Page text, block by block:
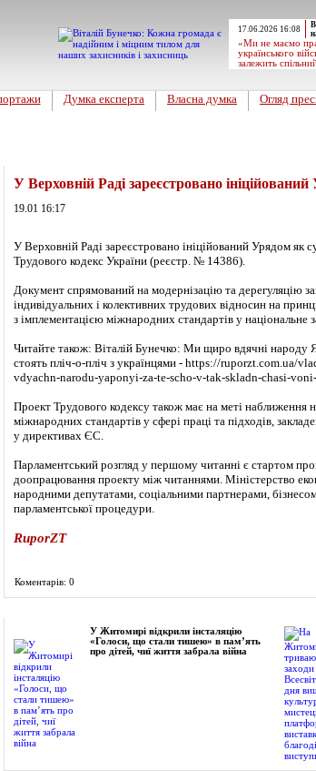
17.06.2026 16:08
«Ми не маємо
українського
залежить
Думка експерта Власна думка Огляд
У Верховній Раді зареєстровано
19.01 16:17
У Верховній Раді зареєстровано ініційований Урядом як
Трудового кодекс України (реєстр. № 14386).
Документ спрямований на модернізацію та дерегуляцію
індивідуальних і колективних трудових відносин на
з імплементацією міжнародних стандартів у національне
Читайте також: Віталій Бунечко: Ми щиро вдячні народу
стоять пліч-о-пліч з українцями - https://ruporzt.com.ua/
vdyachn-narodu-yaponyi-za-te-scho-v-tak-skladn-chasi-
Проект Трудового кодексу також має на меті наближення
міжнародних стандартів у сфері праці та підходів,
у директивах ЄС.
Парламентський розгляд у першому читанні є стартом
доопрацювання проекту між читаннями. Міністерство
народними депутатами, соціальними партнерами,
парламентської процедури.
RuporZT
Коментарів: 0
У Житомирі відкрили інсталяцію
«Голоси, що стали тишею» в пам’ять
про дітей, чиї життя забрала війна